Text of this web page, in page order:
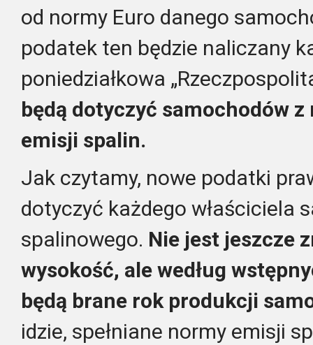
od normy Euro danego
podatek ten będzie naliczany
poniedziałkowa
będą dotyczyć samochodów
emisji spalin.
Jak czytamy, nowe podatki
dotyczyć każdego właściciela
spalinowego. Nie jest jeszcze
wysokość, ale według
będą brane rok produkcji
idzie, spełniane normy emisji